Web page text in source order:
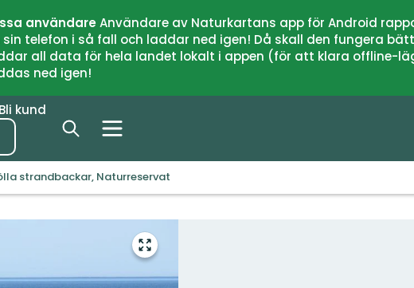
användareAnvändare av Naturkartans app för Android
telefon i så fall och laddar ned igen! Då skall den fungera
all data för hela landet lokalt i appen (för att klara offline-
ned igen!
Bli kund
strandbackar, Naturreservat
Gå
till
helskärmsläge